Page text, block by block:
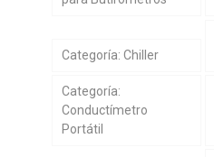
Categoría: Chiller
Categoría:
Conductímetro
Portátil